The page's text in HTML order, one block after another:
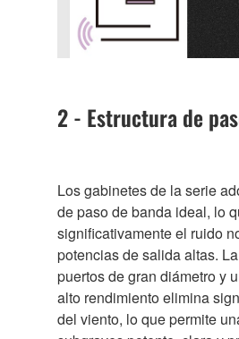
2 - Estructura de
Los gabinetes de la serie
de paso de banda ideal, lo
significativamente el ruido
potencias de salida altas.
puertos de gran diámetro y
alto rendimiento elimina
del viento, lo que permite